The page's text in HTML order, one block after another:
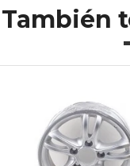
También